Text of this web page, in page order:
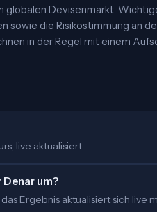
globalen Devisenmarkt.
sowie die Risikostimmung an
in der Regel mit einem
live aktualisiert.
um?
Ergebnis aktualisiert sich live